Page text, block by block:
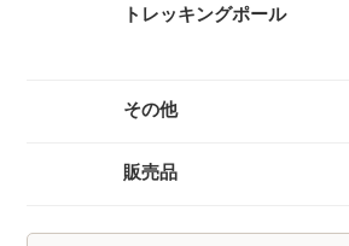
トレッキングポール
３つ折りタイプ
レバーロックタイプ
ツイストロックタイプ
その他
キャリーカート
チェア（椅子）
スパッツ（ゲイター）
サポートタイツ
防寒タイツ
ヘルメット
クーラーボックス
天体望遠鏡
トレッキンググローブ
サングラス
トレッキングパンツ
ハイドレーション
ソーラーチャージャー
熊よけ・熊撃退
販売品
トレッキングソックス
燃料
酸素缶
帽子
手袋
ハイドレーション
そらのしたオリジナルＴシャツ
すべて